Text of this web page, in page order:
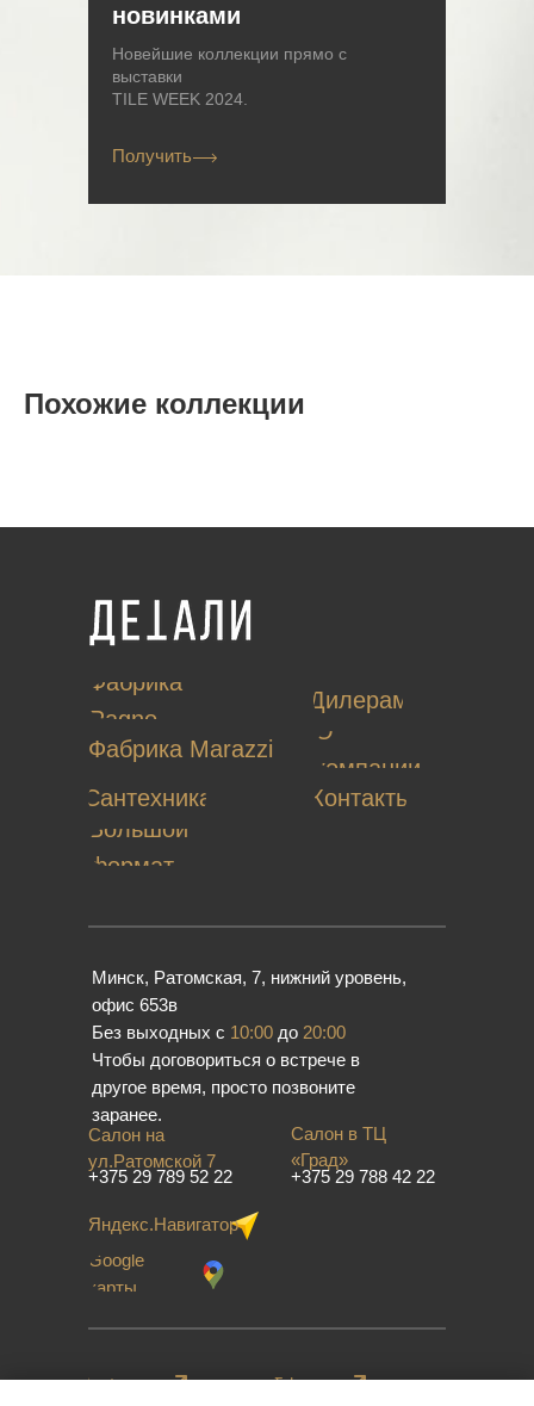
Новейшие коллекции прямо с
выставки
TILE WEEK 2024.
новинками
Получить
Похожие коллекции
Instagram
Google
карты
Яндекс.Навигатор
Telegram
Минск, Ратомская, 7, нижний уровень,
офис 653в
Без выходных с 10:00 до 20:00
Чтобы договориться о встрече в
другое время, просто позвоните
заранее.
+375 29 789 52 22
Салон на
ул.Ратомской 7
+375 29 788 42 22
Салон в ТЦ
«Град»
О
компании
Дилерам
Большой
формат
Фабрика
Ragno
Фабрика Marazzi
Сантехника
Контакты